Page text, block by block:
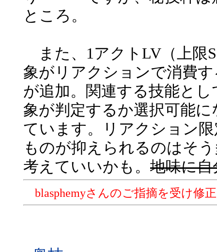
ところ。
また、1アクトLV（上限
象がリアクションで消費
が追加。関連する技能と
象が判定するか選択可能に
ています。リアクション
ものが抑えられるのはそ
考えていいかも。 地味に
blasphemyさんのご指摘を受け修